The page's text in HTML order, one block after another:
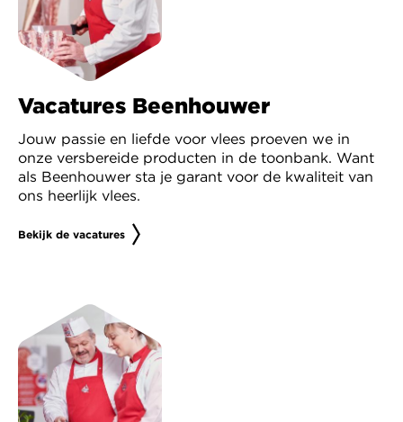
Vacatures Beenhouwer
Jouw passie en liefde voor vlees proeven we in
onze versbereide producten in de toonbank. Want
als Beenhouwer sta je garant voor de kwaliteit van
ons heerlijk vlees.
Bekijk de vacatures